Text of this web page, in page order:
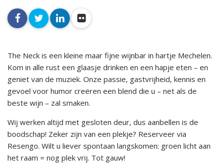
The Neck is een kleine maar fijne wijnbar in hartje Mechelen.
Kom in alle rust een glaasje drinken en een hapje eten – en
geniet van de muziek. Onze passie, gastvrijheid, kennis en
gevoel voor humor creëren een blend die u – net als de
beste wijn – zal smaken.
Wij werken altijd met gesloten deur, dus aanbellen is de
boodschap! Zeker zijn van een plekje? Reserveer via
Resengo. Wilt u liever spontaan langskomen: groen licht aan
het raam = nog plek vrij. Tot gauw!